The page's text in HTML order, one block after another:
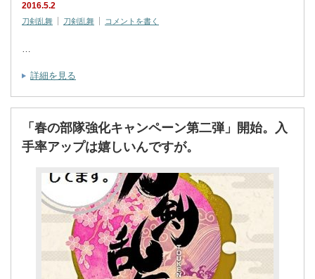
2016.5.2
刀剣乱舞 刀剣乱舞 コメントを書く
…
詳細を見る
「春の部隊強化キャンペーン第二弾」開始。入
手率アップは嬉しいんですが。